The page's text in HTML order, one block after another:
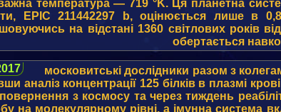
температура — 719 °K. Ця планетна
EPIC 211442297 b, оцінюється лише в
на відстані 1360 світлових років
обертається
московитські дослідники разом з
аналіз концентрації 125 білків в плазмі
повернення з космосу та через тиждень
на молекулярному рівні, а імунна система